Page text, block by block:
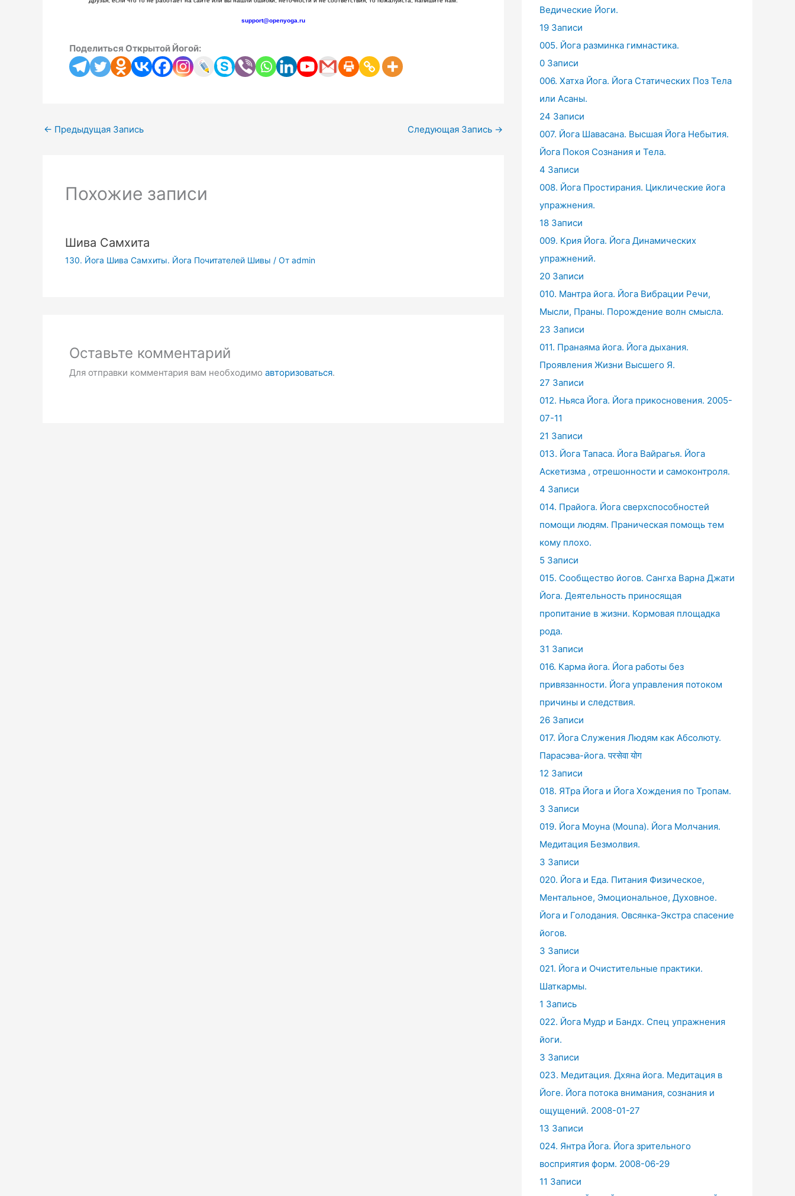
support@openyoga.ru
Поделиться Открытой Йогой:
← Предыдущая Запись Следующая Запись →
Похожие записи
Шива Самхита
130. Йога Шива Самхиты. Йога Почитателей Шивы / От admin
Оставьте комментарий
Для отправки комментария вам необходимо авторизоваться.
Ведические Йоги.
19 Записи
005. Йога разминка гимнастика.
0 Записи
006. Хатха Йога. Йога Статических Поз Тела
или Асаны.
24 Записи
007. Йога Шавасана. Высшая Йога Небытия.
Йога Покоя Сознания и Тела.
4 Записи
008. Йога Простирания. Циклические йога
упражнения.
18 Записи
009. Крия Йога. Йога Динамических
упражнений.
20 Записи
010. Мантра йога. Йога Вибрации Речи,
Мысли, Праны. Порождение волн смысла.
23 Записи
011. Пранаяма йога. Йога дыхания.
Проявления Жизни Высшего Я.
27 Записи
012. Ньяса Йога. Йога прикосновения. 2005-
07-11
21 Записи
013. Йога Тапаса. Йога Вайрагья. Йога
Аскетизма , отрешонности и самоконтроля.
4 Записи
014. Прайога. Йога сверхспособностей
помощи людям. Праническая помощь тем
кому плохо.
5 Записи
015. Сообщество йогов. Сангха Варна Джати
Йога. Деятельность приносящая
пропитание в жизни. Кормовая площадка
рода.
31 Записи
016. Карма йога. Йога работы без
привязанности. Йога управления потоком
причины и следствия.
26 Записи
017. Йога Служения Людям как Абсолюту.
Парасэва-йога. परसेवा योग
12 Записи
018. ЯТра Йога и Йога Хождения по Тропам.
3 Записи
019. Йога Моуна (Mouna). Йога Молчания.
Медитация Безмолвия.
3 Записи
020. Йога и Еда. Питания Физическое,
Ментальное, Эмоциональное, Духовное.
Йога и Голодания. Овсянка-Экстра спасение
йогов.
3 Записи
021. Йога и Очистительные практики.
Шаткармы.
1 Запись
022. Йога Мудр и Бандх. Спец упражнения
йоги.
3 Записи
023. Медитация. Дхяна йога. Медитация в
Йоге. Йога потока внимания, сознания и
ощущений. 2008-01-27
13 Записи
024. Янтра Йога. Йога зрительного
восприятия форм. 2008-06-29
11 Записи